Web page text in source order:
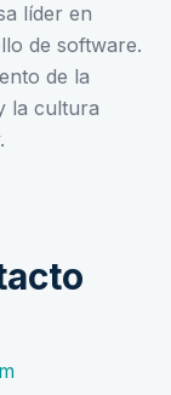
líder en
de software.
de la
la cultura